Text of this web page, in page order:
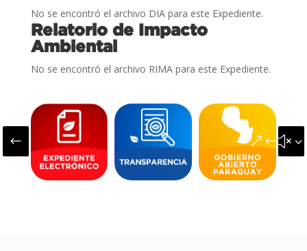
No se encontró el archivo DIA para este Expediente.
Relatorio de Impacto
Ambiental
No se encontró el archivo RIMA para este Expediente.
#